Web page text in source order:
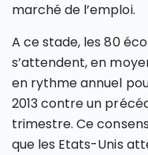
marché de l’emploi.
A ce stade, les 80
s’attendent, en
en rythme annuel
2013 contre un
trimestre. Ce
que les Etats-Unis